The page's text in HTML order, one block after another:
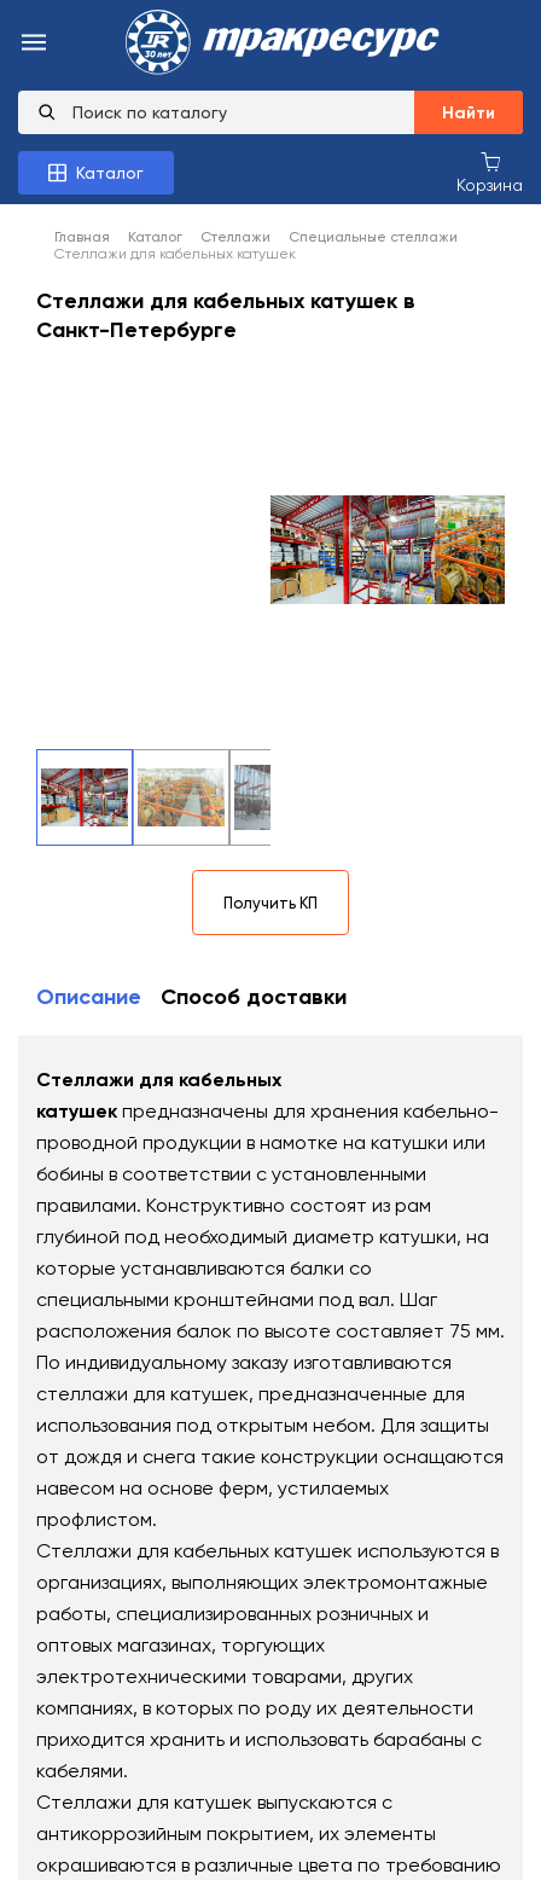
Найти
Каталог
Корзина
Главная Каталог Стеллажи
Специальные стеллажи
Стеллажи для кабельных катушек
Стеллажи для кабельных катушек в
Санкт-Петербурге
Получить КП
Описание Способ доставки
Стеллажи для кабельных
катушек предназначены для хранения кабельно-
проводной продукции в намотке на катушки или
бобины в соответствии с установленными
правилами. Конструктивно состоят из рам
глубиной под необходимый диаметр катушки, на
которые устанавливаются балки со
специальными кронштейнами под вал. Шаг
расположения балок по высоте составляет 75 мм.
По индивидуальному заказу изготавливаются
стеллажи для катушек, предназначенные для
использования под открытым небом. Для защиты
от дождя и снега такие конструкции оснащаются
навесом на основе ферм, устилаемых
профлистом.
Стеллажи для кабельных катушек используются в
организациях, выполняющих электромонтажные
работы, специализированных розничных и
оптовых магазинах, торгующих
электротехническими товарами, других
компаниях, в которых по роду их деятельности
приходится хранить и использовать барабаны с
кабелями.
Стеллажи для катушек выпускаются с
антикоррозийным покрытием, их элементы
окрашиваются в различные цвета по требованию